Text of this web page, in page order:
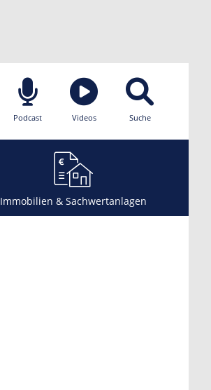
Podcast Videos Suche
Immobilien & Sachwertanlagen